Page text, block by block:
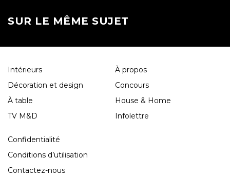
SUR LE MÊME SUJET
Intérieurs
Décoration et design
À table
TV M&D
À propos
Concours
House & Home
Infolettre
Confidentialité
Conditions d’utilisation
Contactez-nous